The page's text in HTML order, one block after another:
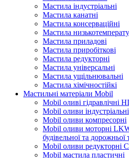
Мастила індустріальні
Мастила канатні
Мастила консерваційні
Мастила
Мастила приладові
Мастила приробіткові
Мастила редукторні
Мастила універсальні
Мастила ущільнювальні
Мастила хімічностійкі
Мастильні матеріали Mobil
Mobil оливі гідравлічні
Mobil оливи індустріальні
Mobil оливи компресорні
Mobil оливи моторні
будівельної та дорожньої
Mobil оливи редукторні
Mobil мастила пластичні